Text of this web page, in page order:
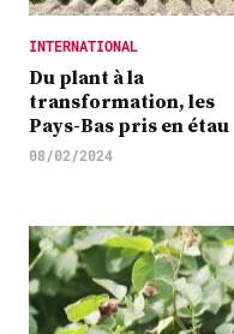
INTERNATIONAL
Du plant à la
transformation, les
Pays-Bas pris en étau
08/02/2024